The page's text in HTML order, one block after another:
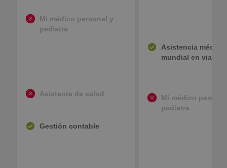
Mi médico personal y
pediatra
Asistente de salud
Gestión contable
Asistencia médica
mundial en viajes
Mi médico
pediatra